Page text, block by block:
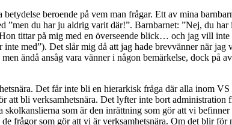
beroende på vem man frågar. Ett av mina
”men du har ju aldrig varit där!”. Barnbarnet: ”Nej, du
tittar på mig med en överseende blick… och jag vill
med”). Det slår mig då att jag hade brevvänner när jag
ändå ansåg vara vänner i någon bemärkelse, dock på
Det får inte bli en hierarkisk fråga där alla inom
att bli verksamhetsnära. Det lyfter inte bort administration
som är den inrättning som gör att vi
frågor som gör att vi är verksamhetsnära. Om det blir för